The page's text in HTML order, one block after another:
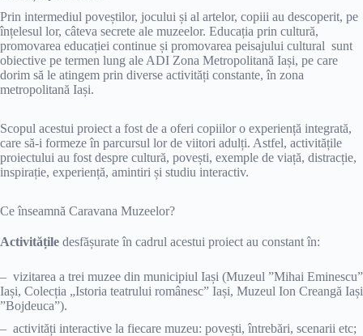
Prin intermediul poveștilor, jocului și al artelor, copiii au descoperit, pe
înțelesul lor, câteva secrete ale muzeelor. Educația prin cultură,
promovarea educației continue și promovarea peisajului cultural sunt
obiective pe termen lung ale ADI Zona Metropolitană Iași, pe care
dorim să le atingem prin diverse activități constante, în zona
metropolitană Iași.
Scopul acestui proiect a fost de a oferi copiilor o experiență integrată,
care să-i formeze în parcursul lor de viitori adulți. Astfel, activitățile
proiectului au fost despre cultură, povești, exemple de viață, distracție,
inspirație, experiență, amintiri și studiu interactiv.
Ce înseamnă Caravana Muzeelor?
Activitățile desfășurate în cadrul acestui proiect au constant în:
– vizitarea a trei muzee din municipiul Iași (Muzeul ”Mihai Eminescu”
Iași, Colecția „Istoria teatrului românesc” Iași, Muzeul Ion Creangă Iași
”Bojdeuca”).
– activități interactive la fiecare muzeu: povești, întrebări, scenarii etc;